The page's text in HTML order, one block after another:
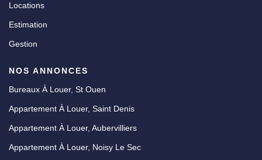
Locations
Estimation
Gestion
NOS ANNONCES
Bureaux À Louer, St Ouen
Appartement À Louer, Saint Denis
Appartement À Louer, Aubervilliers
Appartement À Louer, Noisy Le Sec